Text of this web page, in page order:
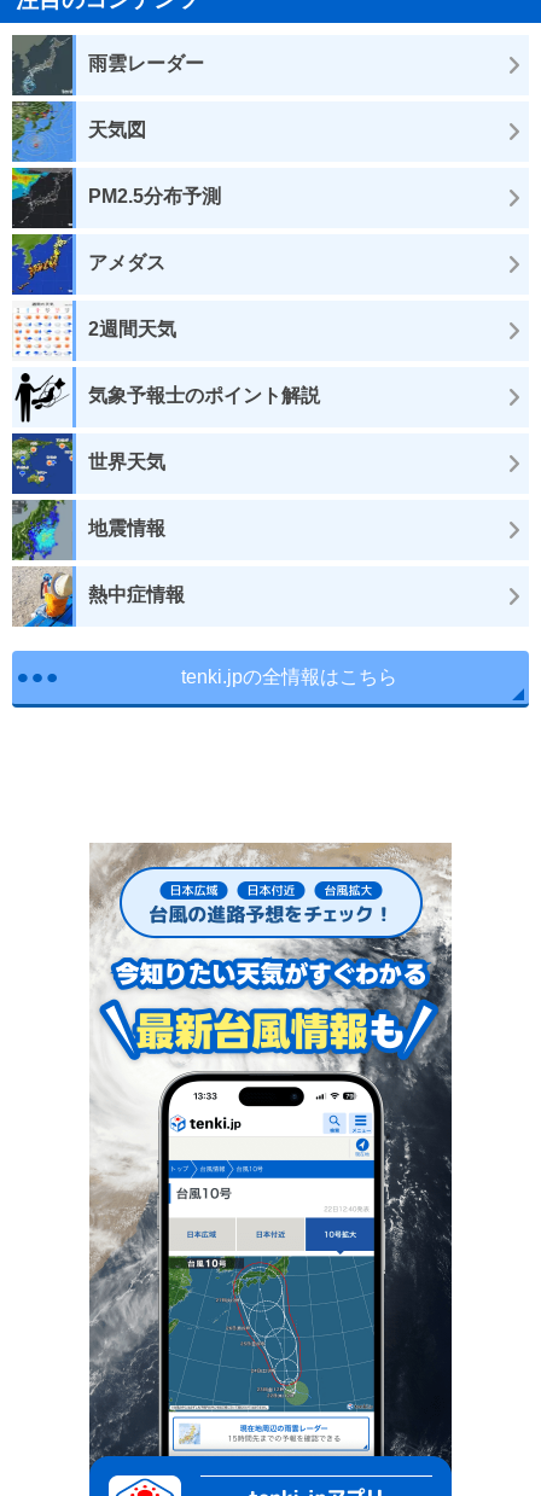
雨雲レーダー
天気図
PM2.5分布予測
アメダス
2週間天気
気象予報士のポイント解説
世界天気
地震情報
熱中症情報
tenki.jpの全情報はこちら